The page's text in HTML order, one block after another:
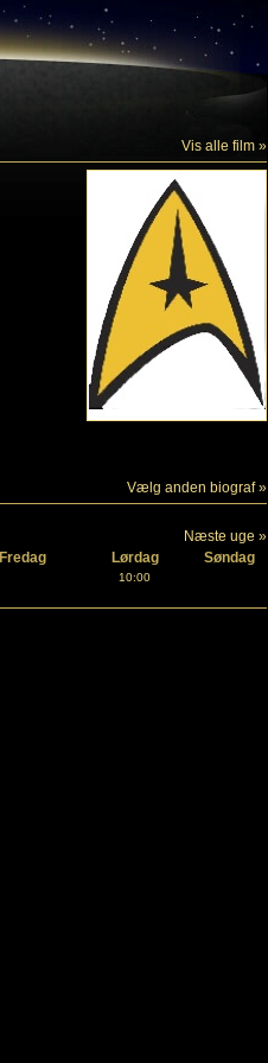
Vis alle film »
Vælg anden biograf »
Næste uge »
Fredag Lørdag Søndag
10:00